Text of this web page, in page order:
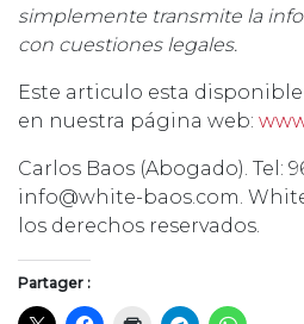
simplemente transmite la
con cuestiones legales.
Este articulo esta
en nuestra página web:
Carlos Baos (Abogado). Tel:
info@white-baos.com. White
los derechos reservados.
Partager :